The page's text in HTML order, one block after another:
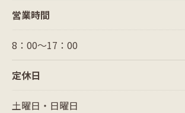
営業時間
8：00〜17：00
定休日
土曜日・日曜日